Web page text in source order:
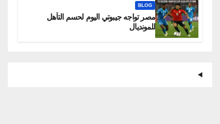
BLOG
مصر تواجه جيبوتي اليوم لحسم التأهل
للمونديال